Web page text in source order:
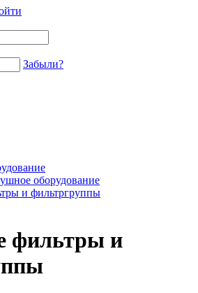
Забыли?
оборудование
и фильтргруппы
фильтры и